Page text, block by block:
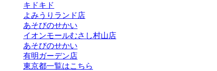
キドキド
よみうりランド店
あそびのせかい
イオンモールむさし村山店
あそびのせかい
有明ガーデン店
東京都一覧はこちら